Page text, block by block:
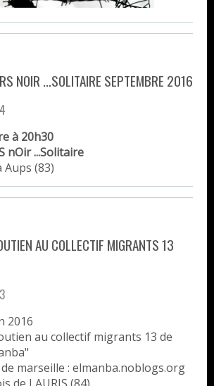
NOIR ...SOLITAIRE SEPTEMBRE 2016
à 20h30
nOir ...Solitaire
(83)
AU COLLECTIF MIGRANTS 13
2016
au collectif migrants 13 de
marseille : elmanba.noblogs.org